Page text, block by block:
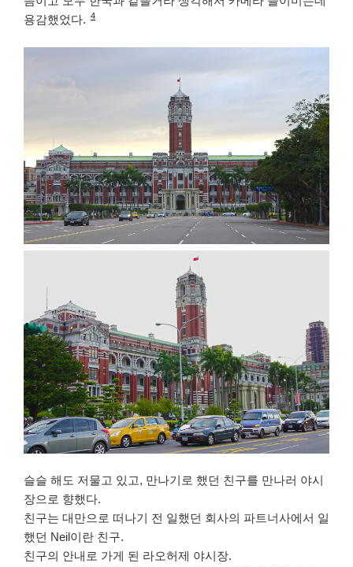
용감했었다. 4
슬슬 해도 저물고 있고, 만나기로 했던 친구를 만나러 야시
장으로 향했다.
친구는 대만으로 떠나기 전 일했던 회사의 파트너사에서 일
했던 Neil이란 친구.
친구의 안내로 가게 된 라오허제 야시장.